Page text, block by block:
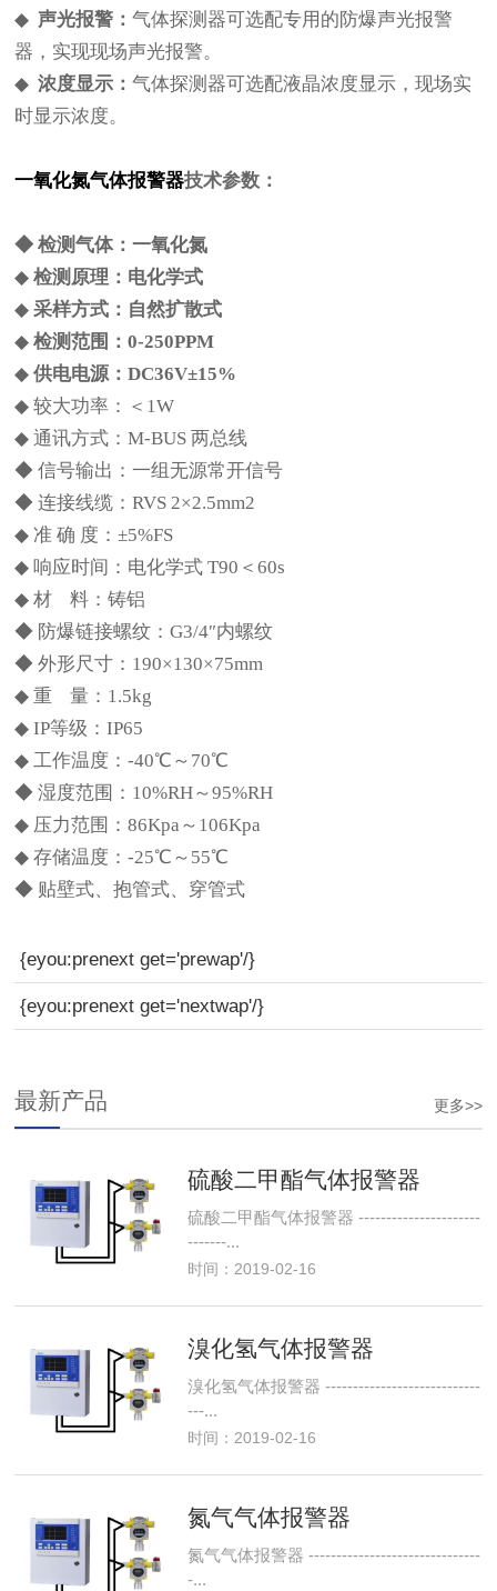
◆声光报警：气体探测器可选配专用的防爆声光报警
器，实现现场声光报警。
◆浓度显示：气体探测器可选配液晶浓度显示，现场实
时显示浓度。
一氧化氮气体报警器技术参数：
◆ 检测气体：一氧化氮
◆检测原理： 电化学式
◆采样方式：自然扩散式
◆检测范围：0-250PPM
◆供电电源：DC36V±15%
◆ 较大功率：＜1W
◆ 通讯方式：M-BUS 两总线
◆ 信号输出：一组无源常开信号
◆ 连接线缆：RVS 2×2.5mm2
◆ 准 确 度：±5%FS
◆ 响应时间：电化学式 T90＜60s
◆ 材 料：铸铝
◆ 防爆链接螺纹：G3/4″内螺纹
◆ 外形尺寸：190×130×75mm
◆ 重 量：1.5kg
◆ IP等级：IP65
◆ 工作温度：-40℃～70℃
◆ 湿度范围：10%RH～95%RH
◆ 压力范围：86Kpa～106Kpa
◆ 存储温度：-25℃～55℃
◆ 贴壁式、抱管式、穿管式
{eyou:prenext get='prewap'/}
{eyou:prenext get='nextwap'/}
更多>>
最新产品
硫酸二甲酯气体报警器
硫酸二甲酯气体报警器 ----------------------
-------...
时间：2019-02-16
溴化氢气体报警器
溴化氢气体报警器 ----------------------------
---...
时间：2019-02-16
氮气气体报警器
氮气气体报警器 -------------------------------
-...